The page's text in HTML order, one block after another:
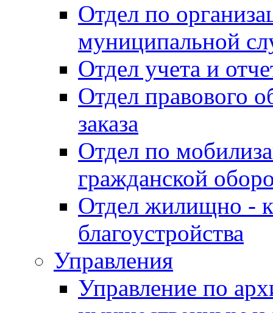
Отдел по
муниципальной
Отдел учета и
Отдел правового
заказа
Отдел по
гражданской
Отдел жилищно -
благоустройства
Управления
Управление по